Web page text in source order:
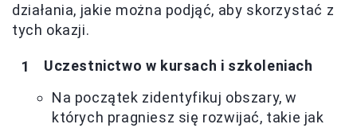
działania, jakie można podjąć, aby skorzystać z
tych okazji.
Uczestnictwo w kursach i szkoleniach
Na początek zidentyfikuj obszary, w
których pragniesz się rozwijać, takie jak